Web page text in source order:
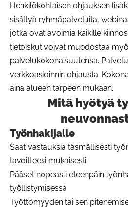
Henkilökohtaisen ohjauksen
sisältyä ryhmäpalveluita,
jotka ovat avoimia kaikille
tietoiskut voivat muodostaa
palvelukokonaisuutensa.
verkkoasioinnin ohjausta.
aina alueen tarpeen mukaan.
Mitä hyötyä
Työnhakijalle
Saat vastauksia täsmällisesti
tavoitteesi mukaisesti
Pääset nopeasti eteenpäin
työllistymisessä
Työttömyyden tai sen